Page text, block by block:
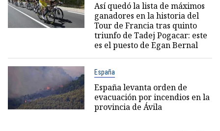
Así quedó la lista de máximos
ganadores en la historia del
Tour de Francia tras quinto
triunfo de Tadej Pogacar: este
es el puesto de Egan Bernal
España
España levanta orden de
evacuación por incendios en la
provincia de Ávila